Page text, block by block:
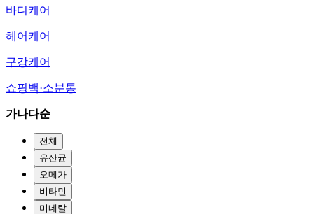
바디케어
헤어케어
구강케어
쇼핑백·소분통
가나다순
전체
유산균
오메가
비타민
미네랄